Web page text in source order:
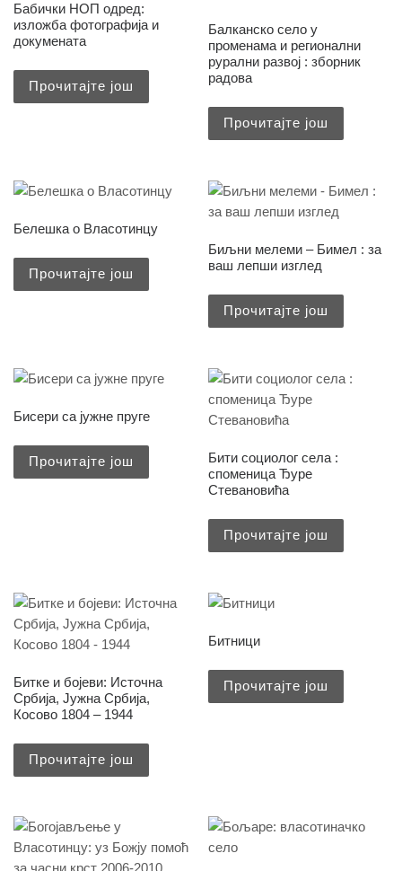
Бабички НОП одред:
изложба фотографија и
докумената
Прочитајте још
Балканско село у
променама и регионални
рурални развој : зборник
радова
Прочитајте још
Белешкa о Власотинцу
Прочитајте још
Биљни мелеми – Бимел : за
ваш лепши изглед
Прочитајте још
Бисери са јужне пруге
Прочитајте још
Бити социолог села :
споменица Ђуре
Стевановића
Прочитајте још
Битке и бојеви: Источна
Србија, Јужна Србија,
Косово 1804 – 1944
Прочитајте још
Битници
Прочитајте још